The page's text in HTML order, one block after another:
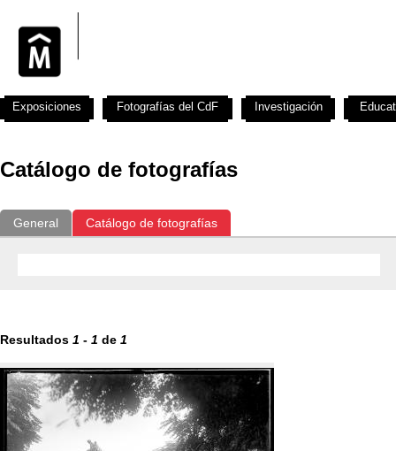
Catálogo de fotografías
General Catálogo de fotografías
Resultados 1 - 1 de 1
Exposiciones Fotografías del CdF Investigación